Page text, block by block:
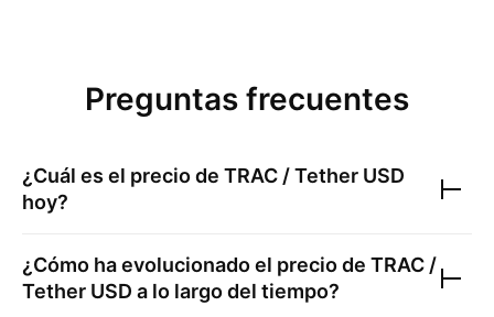
Preguntas frecuentes
¿Cuál es el precio de TRAC / Tether USD
hoy?
¿Cómo ha evolucionado el precio de TRAC /
Tether USD a lo largo del tiempo?